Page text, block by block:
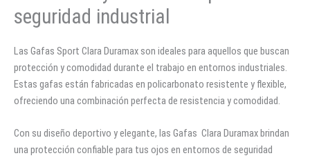
seguridad industrial
Las Gafas Sport Clara Duramax son ideales para aquellos que buscan
protección y comodidad durante el trabajo en entornos industriales.
Estas gafas están fabricadas en policarbonato resistente y flexible,
ofreciendo una combinación perfecta de resistencia y comodidad.
Con su diseño deportivo y elegante, las Gafas Clara Duramax brindan
una protección confiable para tus ojos en entornos de seguridad